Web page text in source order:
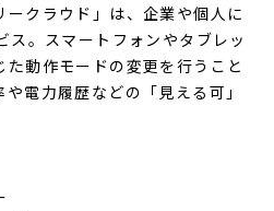
クラウド」は、企業や個人に
ス。スマートフォンやタブレッ
た動作モードの変更を行うこと
電力履歴などの「見える可」